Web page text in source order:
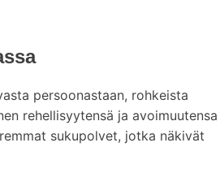
persoonastaan, rohkeista
rehellisyytensä ja avoimuutensa
sukupolvet, jotka näkivät